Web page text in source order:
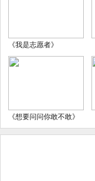
《我是志愿者》
《想要问问你敢不敢》